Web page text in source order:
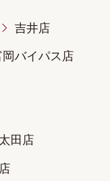
吉井店
岡バイパス店
田店